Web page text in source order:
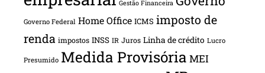
Gestão Financeira
Governo Federal Home Office ICMS imposto de
renda impostos INSS IR Juros Linha de crédito Lucro
Presumido Medida Provisória MEI